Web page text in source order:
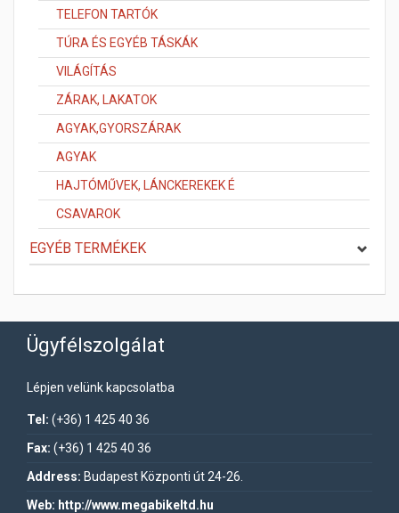
TELEFON TARTÓK
TÚRA ÉS EGYÉB TÁSKÁK
VILÁGÍTÁS
ZÁRAK, LAKATOK
AGYAK,GYORSZÁRAK
AGYAK
HAJTÓMŰVEK, LÁNCKEREKEK É
CSAVAROK
EGYÉB TERMÉKEK
Ügyfélszolgálat
Lépjen velünk kapcsolatba
Tel: (+36) 1 425 40 36
Fax: (+36) 1 425 40 36
Address: Budapest Központi út 24-26.
Web: http://www.megabikeltd.hu